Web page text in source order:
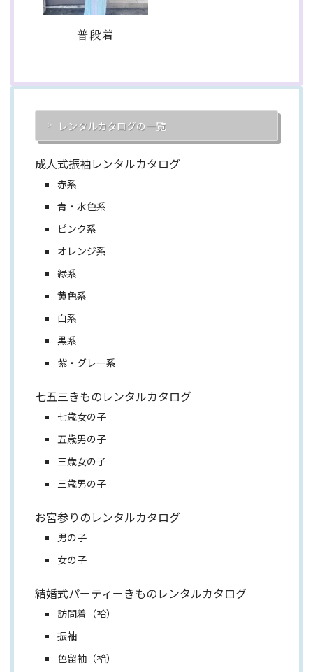
普段着
レンタルカタログの一覧
成人式振袖レンタルカタログ
赤系
青・水色系
ピンク系
オレンジ系
緑系
黄色系
白系
黒系
紫・グレー系
七五三きものレンタルカタログ
七歳女の子
五歳男の子
三歳女の子
三歳男の子
お宮参りのレンタルカタログ
男の子
女の子
結婚式パーティーきものレンタルカタログ
訪問着（袷）
振袖
色留袖（袷）